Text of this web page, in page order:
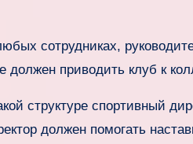
сотрудниках,
должен приводить клуб к
структуре спортивный
должен помогать